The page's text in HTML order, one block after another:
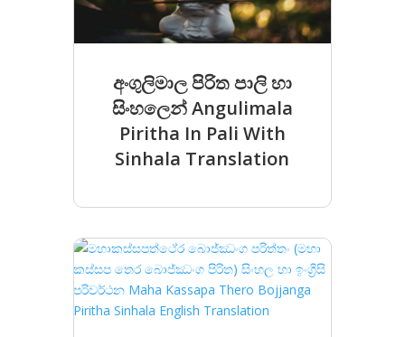
අංගුලිමාල පිරිත පාලි ​හා
සිංහලෙ​න් Angulimala
Piritha In Pali With
Sinhala Translation